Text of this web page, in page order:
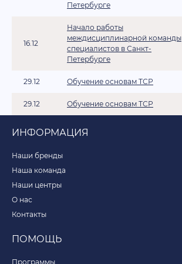
Петербурге
16.12
Начало работы
междисциплинарной команды
специалистов в Санкт-
Петербурге
29.12 Обучение основам ТСР
29.12 Обучение основам ТСР
ИНФОРМАЦИЯ
Наши бренды
Наша команда
Наши центры
О нас
Контакты
ПОМОЩЬ
Программы